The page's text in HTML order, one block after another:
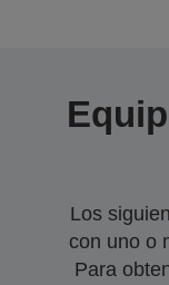
Los
con uno o
Para